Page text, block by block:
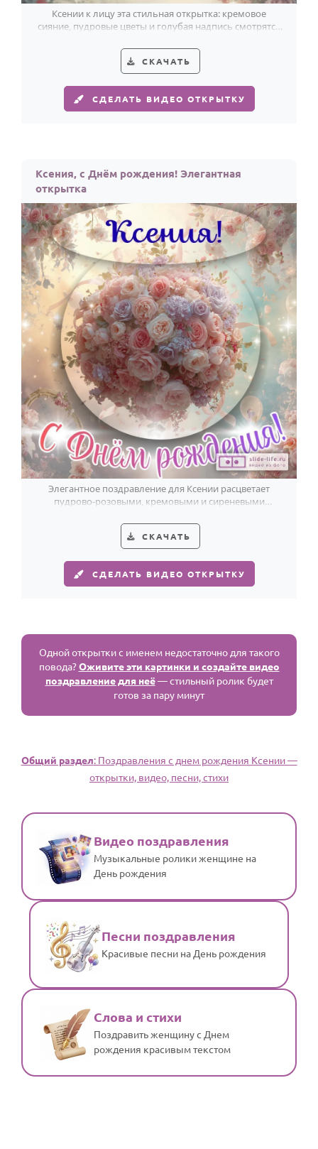
Ксении к лицу эта стильная открытка: кремовое
сияние, пудровые цветы и голубая надпись смотрятся
СКАЧАТЬ
СДЕЛАТЬ ВИДЕО ОТКРЫТКУ
Ксения, с Днём рождения! Элегантная
открытка
Элегантное поздравление для Ксении расцветает
пудрово-розовыми, кремовыми и сиреневыми
СКАЧАТЬ
СДЕЛАТЬ ВИДЕО ОТКРЫТКУ
Одной открытки с именем недостаточно для такого
повода?Оживите эти картинки и создайте видео
поздравление для неё— стильный ролик будет
готов за пару минут
Общий раздел: Поздравления с днем рождения Ксении —
открытки, видео, песни, стихи
Видео поздравления
Музыкальные ролики женщине на
День рождения
Песни поздравления
Красивые песни на День рождения
Слова и стихи
Поздравить женщину с Днем
рождения красивым текстом